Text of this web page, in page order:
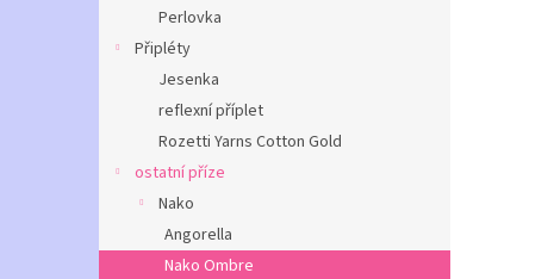
Perlovka
Připléty
Jesenka
reflexní příplet
Rozetti Yarns Cotton Gold
ostatní příze
Nako
Angorella
Nako Ombre